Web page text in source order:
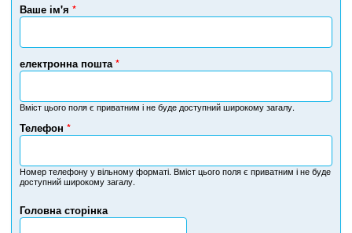
Ваше ім'я *
електронна пошта *
Вміст цього поля є приватним і не буде доступний широкому загалу.
Головна сторінка
Телефон *
Н
м
е
т
Номер телефону у вільному форматі. Вміст цього поля є приватним і не буде
доступний широкому загалу.